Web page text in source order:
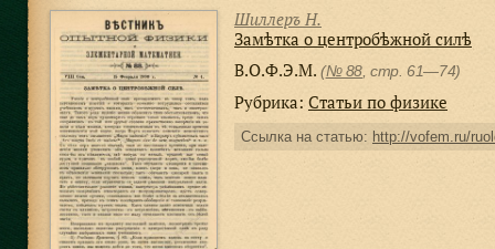
Шиллеръ Н.
Замѣтка о центробѣжной силѣ
В.О.Ф.Э.М. (№ 88 , стр. 61—74)
Рубрика: Статьи по физике
Ссылка на статью: http://vofem.ru/